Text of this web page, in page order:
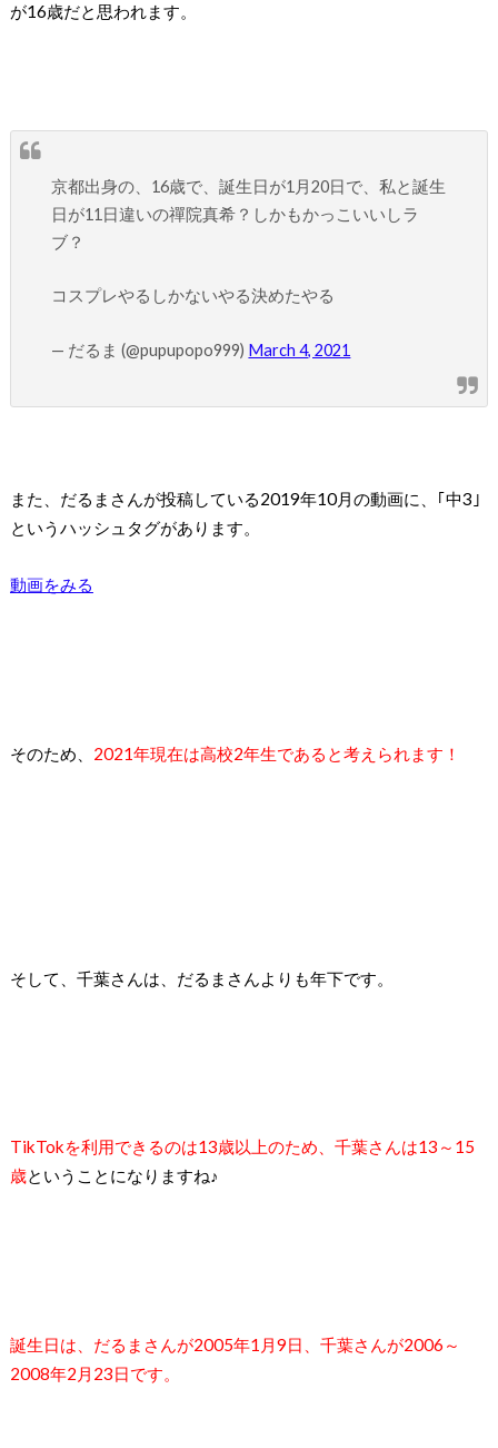
が16歳だと思われます。
京都出身の、16歳で、誕生日が1月20日で、私と誕生
日が11日違いの禪院真希？しかもかっこいいしラ
ブ？
コスプレやるしかないやる決めたやる
— だるま (@pupupopo999) March 4, 2021
また、だるまさんが投稿している2019年10月の動画に、｢中3｣
というハッシュタグがあります。
動画をみる
そのため、 2021年現在は高校2年生であると考えられます！
そして、千葉さんは、だるまさんよりも年下です。
TikTokを利用できるのは13歳以上のため、千葉さんは13～15
歳ということになりますね♪
誕生日は、だるまさんが2005年1月9日、千葉さんが2006～
2008年2月23日です。